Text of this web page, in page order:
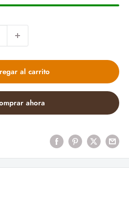
al carrito
ahora